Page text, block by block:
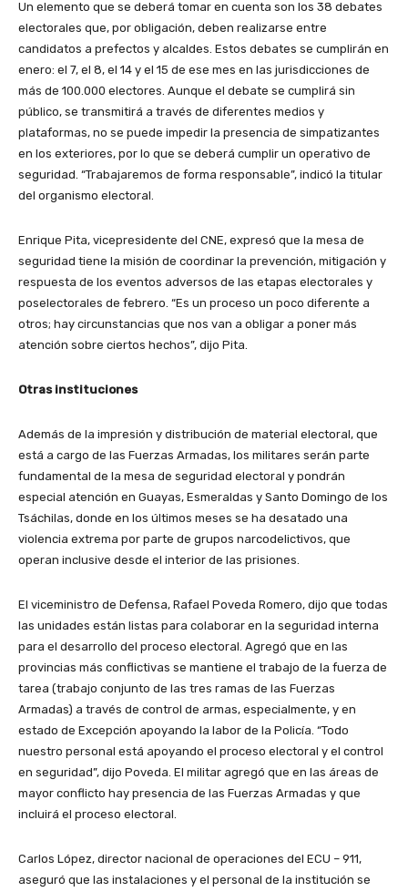
Un elemento que se deberá tomar en cuenta son los 38 debates
electorales que, por obligación, deben realizarse entre
candidatos a prefectos y alcaldes. Estos debates se cumplirán en
enero: el 7, el 8, el 14 y el 15 de ese mes en las jurisdicciones de
más de 100.000 electores. Aunque el debate se cumplirá sin
público, se transmitirá a través de diferentes medios y
plataformas, no se puede impedir la presencia de simpatizantes
en los exteriores, por lo que se deberá cumplir un operativo de
seguridad. “Trabajaremos de forma responsable”, indicó la titular
del organismo electoral.
Enrique Pita, vicepresidente del CNE, expresó que la mesa de
seguridad tiene la misión de coordinar la prevención, mitigación y
respuesta de los eventos adversos de las etapas electorales y
poselectorales de febrero. “Es un proceso un poco diferente a
otros; hay circunstancias que nos van a obligar a poner más
atención sobre ciertos hechos”, dijo Pita.
Otras instituciones
Además de la impresión y distribución de material electoral, que
está a cargo de las Fuerzas Armadas, los militares serán parte
fundamental de la mesa de seguridad electoral y pondrán
especial atención en Guayas, Esmeraldas y Santo Domingo de los
Tsáchilas, donde en los últimos meses se ha desatado una
violencia extrema por parte de grupos narcodelictivos, que
operan inclusive desde el interior de las prisiones.
El viceministro de Defensa, Rafael Poveda Romero, dijo que todas
las unidades están listas para colaborar en la seguridad interna
para el desarrollo del proceso electoral. Agregó que en las
provincias más conflictivas se mantiene el trabajo de la fuerza de
tarea (trabajo conjunto de las tres ramas de las Fuerzas
Armadas) a través de control de armas, especialmente, y en
estado de Excepción apoyando la labor de la Policía. “Todo
nuestro personal está apoyando el proceso electoral y el control
en seguridad”, dijo Poveda. El militar agregó que en las áreas de
mayor conflicto hay presencia de las Fuerzas Armadas y que
incluirá el proceso electoral.
Carlos López, director nacional de operaciones del ECU – 911,
aseguró que las instalaciones y el personal de la institución se